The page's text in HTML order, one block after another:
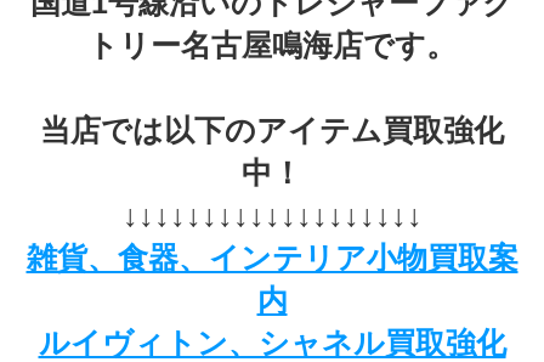
トリー名古屋鳴海店です。
当店では以下のアイテム買取強化
中！
↓↓↓↓↓↓↓↓↓↓↓↓↓↓↓↓↓↓↓
雑貨、食器、インテリア小物買取案
内
ルイヴィトン、シャネル買取強化